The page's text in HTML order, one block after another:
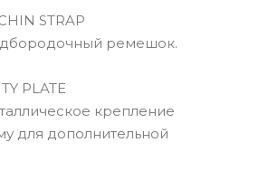
STRAP
ремешок.
PLATE
крепление
для дополнительной